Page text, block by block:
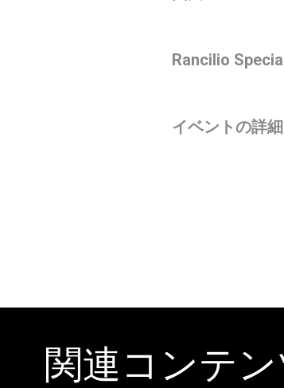
Rancilio
イベントの詳
関連コンテン